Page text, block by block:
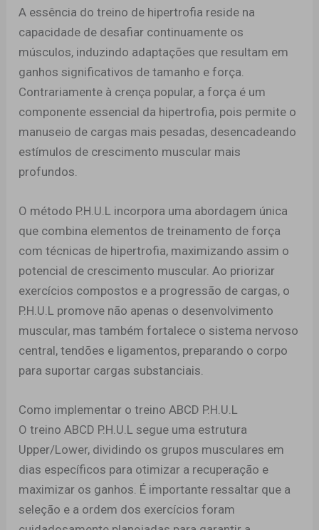
A essência do treino de hipertrofia reside na
capacidade de desafiar continuamente os
músculos, induzindo adaptações que resultam em
ganhos significativos de tamanho e força.
Contrariamente à crença popular, a força é um
componente essencial da hipertrofia, pois permite o
manuseio de cargas mais pesadas, desencadeando
estímulos de crescimento muscular mais
profundos.
O método P.H.U.L incorpora uma abordagem única
que combina elementos de treinamento de força
com técnicas de hipertrofia, maximizando assim o
potencial de crescimento muscular. Ao priorizar
exercícios compostos e a progressão de cargas, o
P.H.U.L promove não apenas o desenvolvimento
muscular, mas também fortalece o sistema nervoso
central, tendões e ligamentos, preparando o corpo
para suportar cargas substanciais.
Como implementar o treino ABCD P.H.U.L
O treino ABCD P.H.U.L segue uma estrutura
Upper/Lower, dividindo os grupos musculares em
dias específicos para otimizar a recuperação e
maximizar os ganhos. É importante ressaltar que a
seleção e a ordem dos exercícios foram